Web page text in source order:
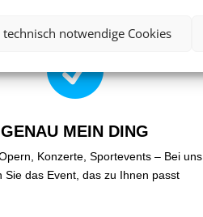
technisch notwendige Cookies

GENAU MEIN DING
Konzerte, Sportevents – Bei uns
Sie das Event, das zu Ihnen passt